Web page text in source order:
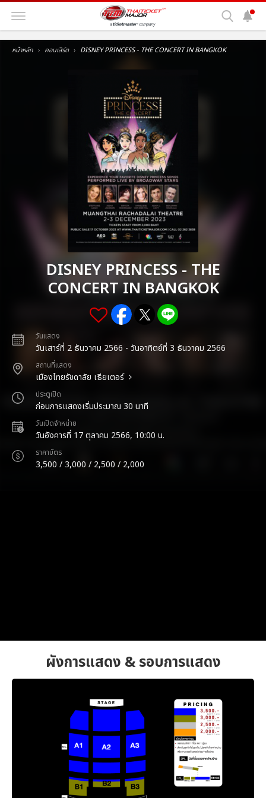
หน้าหลัก คอนเสิร์ต DISNEY PRINCESS - THE CONCERT IN BANGKOK
DISNEY PRINCESS - THE
CONCERT IN BANGKOK
วันแสดง
วันเสาร์ที่ 2 ธันวาคม 2566 - วันอาทิตย์ที่ 3 ธันวาคม 2566
สถานที่แสดง
เมืองไทยรัชดาลัย เธียเตอร์
ประตูเปิด
ก่อนการแสดงเริ่มประมาณ 30 นาที
วันเปิดจำหน่าย
วันอังคารที่ 17 ตุลาคม 2566, 10:00 น.
ราคาบัตร
3,500 / 3,000 / 2,500 / 2,000
ผังการแสดง & รอบการแสดง